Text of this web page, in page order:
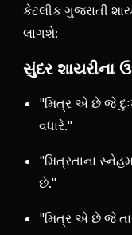
કેટલીક ગુજરાતી
લાગશે:
સુંદર શાયરીના
"મિત્ર એ છે જે
વધારે."
"મિત્રતાના
છે."
"મિત્ર એ છે જે